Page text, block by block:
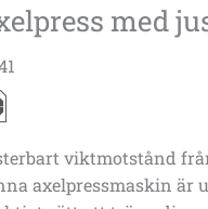
med
viktmotstånd
axelpressmaskin är